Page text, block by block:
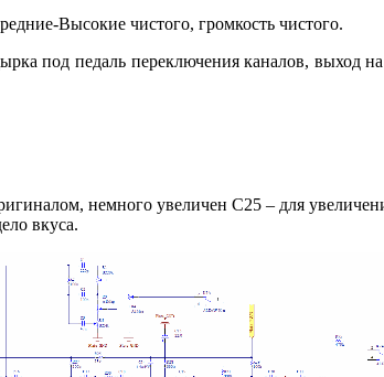
Высокие чистого, громкость чистого.
под педаль переключения каналов, выход
немного увеличен С25 – для
вкуса.